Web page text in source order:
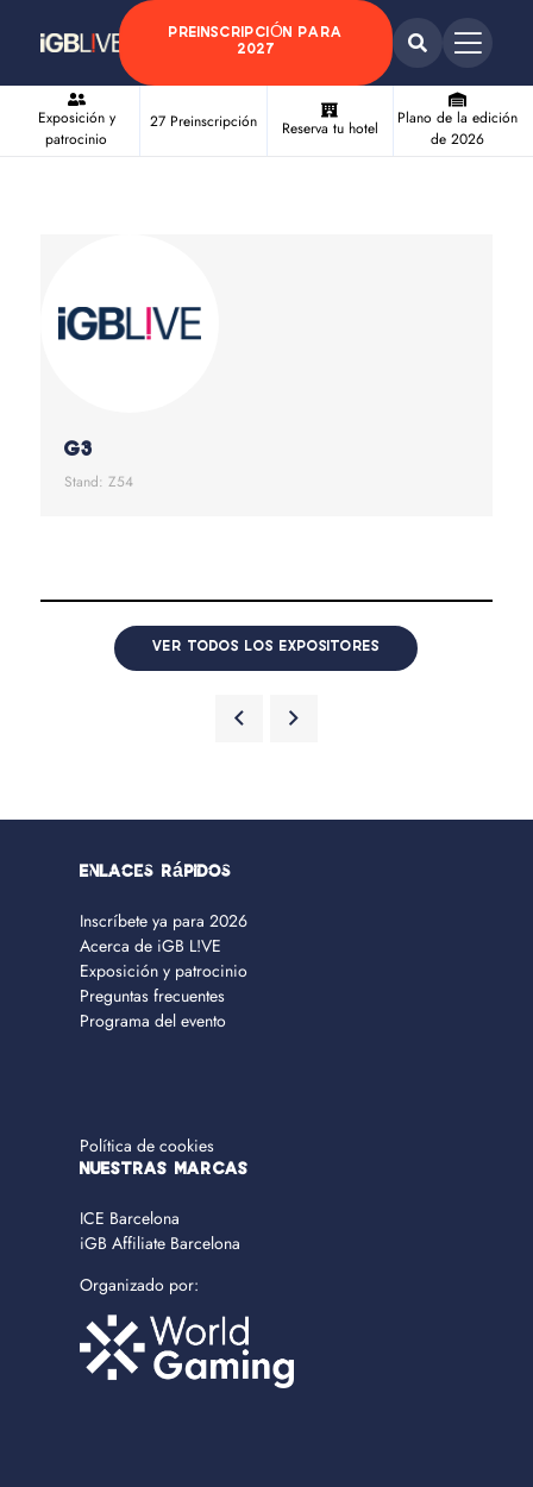
PREINSCRIPCIÓN PARA
2027
Exposición y
patrocinio
27 Preinscripción Reserva tu hotel
Plano de la edición
de 2026
G3
Stand: Z54
VER TODOS LOS EXPOSITORES
Enlaces rápidos
Inscríbete ya para 2026
Acerca de iGB L!VE
Exposición y patrocinio
Preguntas frecuentes
Programa del evento
Política de cookies
NUESTRAS MARCAS
ICE Barcelona
iGB Affiliate Barcelona
Organizado por: